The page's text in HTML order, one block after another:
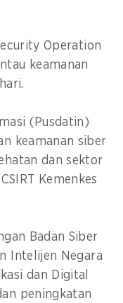
Operation
keamanan
(Pusdatin)
keamanan siber
dan sektor
Kemenkes
Badan Siber
Intelijen Negara
dan Digital
peningkatan